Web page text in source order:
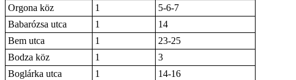
Orgona köz
1
5-6-7
Babarózsa utca
1
14
Bem utca
1
23-25
Bodza köz
1
3
Boglárka utca
1
14-16